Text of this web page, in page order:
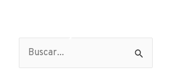
Contacto Blog – Artículos de interés